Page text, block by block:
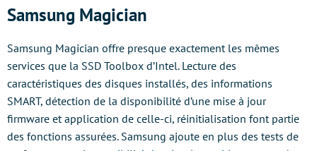
Samsung Magician
Samsung Magician offre presque exactement les mêmes
services que la SSD Toolbox d’Intel. Lecture des
caractéristiques des disques installés, des informations
SMART, détection de la disponibilité d’une mise à jour
firmware et application de celle-ci, réinitialisation font partie
des fonctions assurées. Samsung ajoute en plus des tests de